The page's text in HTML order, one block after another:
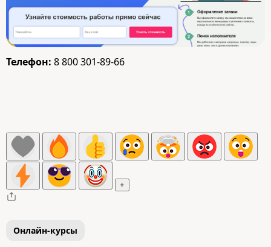
Телефон: 8 800 301-89-66
+
Онлайн-курсы